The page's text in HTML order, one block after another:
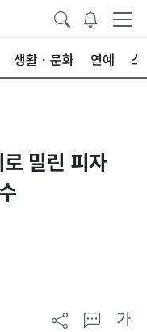
생활ㆍ문화 연예 스
밀린 피자
가